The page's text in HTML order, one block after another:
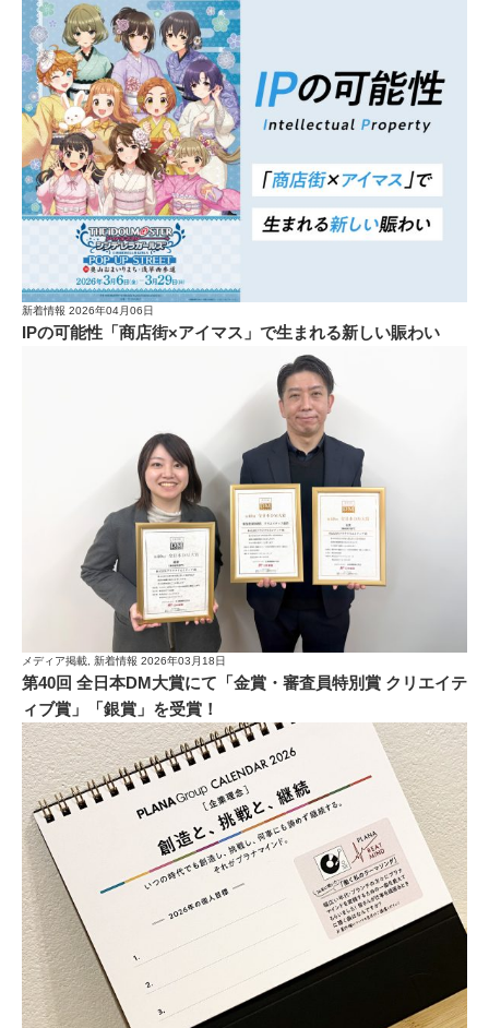
新着情報 2026年04月06日
IPの可能性「商店街×アイマス」で生まれる新しい賑わい
メディア掲載, 新着情報 2026年03月18日
第40回 全日本DM大賞にて「金賞・審査員特別賞 クリエイテ
ィブ賞」「銀賞」を受賞！